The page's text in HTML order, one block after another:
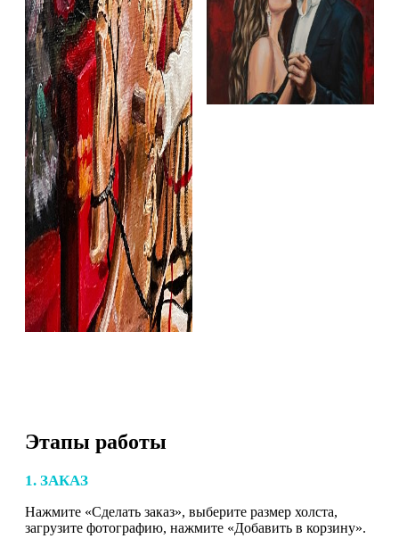
Этапы работы
1. ЗАКАЗ
Нажмите «Сделать заказ», выберите размер холста,
загрузите фотографию, нажмите «Добавить в корзину».